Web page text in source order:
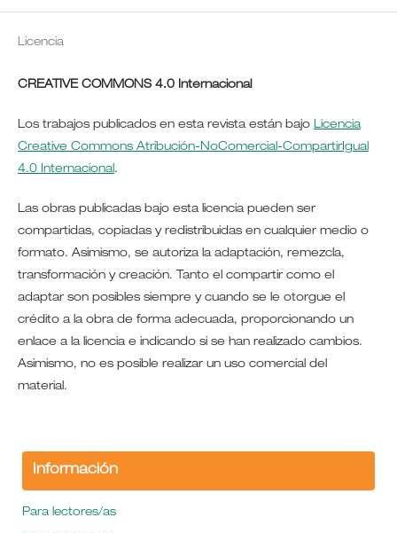
Licencia
CREATIVE COMMONS 4.0 Internacional
Los trabajos publicados en esta revista están bajo Licencia
Creative Commons Atribución-NoComercial-CompartirIgual
4.0 Internacional.
Las obras publicadas bajo esta licencia pueden ser
compartidas, copiadas y redistribuidas en cualquier medio o
formato. Asimismo, se autoriza la adaptación, remezcla,
transformación y creación. Tanto el compartir como el
adaptar son posibles siempre y cuando se le otorgue el
crédito a la obra de forma adecuada, proporcionando un
enlace a la licencia e indicando si se han realizado cambios.
Asimismo, no es posible realizar un uso comercial del
material.
Información
Para lectores/as